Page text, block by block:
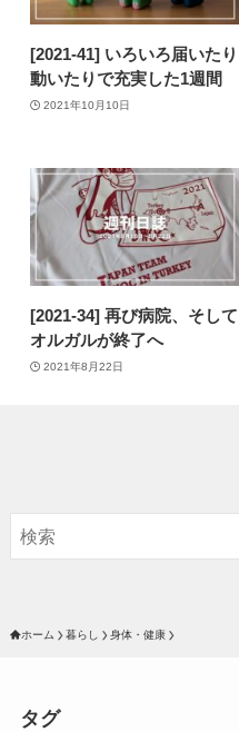
[2021-41] いろいろ届いたり
動いたりで充実した1週間
2021年10月10日
[2021-34] 再び病院、そして
オルガルが終了へ
2021年8月22日
ホーム 暮らし 身体・健康
タグ